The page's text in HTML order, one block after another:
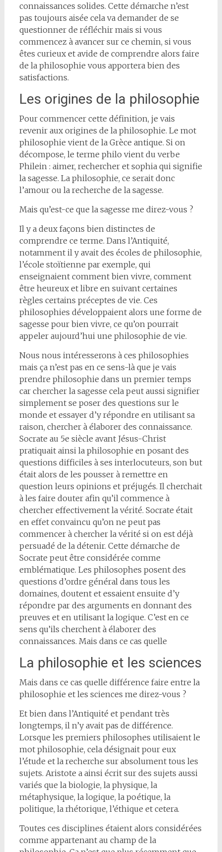
connaissances solides. Cette démarche n’est
pas toujours aisée cela va demander de se
questionner de réfléchir mais si vous
commencez à avancer sur ce chemin, si vous
êtes curieux et avide de comprendre alors faire
de la philosophie vous apportera bien des
satisfactions.
Les origines de la philosophie
Pour commencer cette définition, je vais
revenir aux origines de la philosophie. Le mot
philosophie vient de la Grèce antique. Si on
décompose, le terme philo vient du verbe
Philein : aimer, rechercher et sophia qui signifie
la sagesse. La philosophie, ce serait donc
l’amour ou la recherche de la sagesse.
Mais qu’est-ce que la sagesse me direz-vous ?
Il y a deux façons bien distinctes de
comprendre ce terme. Dans l’Antiquité,
notamment il y avait des écoles de philosophie,
l’école stoïtienne par exemple, qui
enseignaient comment bien vivre, comment
être heureux et libre en suivant certaines
règles certains préceptes de vie. Ces
philosophies développaient alors une forme de
sagesse pour bien vivre, ce qu’on pourrait
appeler aujourd’hui une philosophie de vie.
Nous nous intéresserons à ces philosophies
mais ça n’est pas en ce sens-là que je vais
prendre philosophie dans un premier temps
car chercher la sagesse cela peut aussi signifier
simplement se poser des questions sur le
monde et essayer d’y répondre en utilisant sa
raison, chercher à élaborer des connaissance.
Socrate au 5e siècle avant Jésus-Christ
pratiquait ainsi la philosophie en posant des
questions difficiles à ses interlocuteurs, son but
était alors de les pousser à remettre en
question leurs opinions et préjugés. Il cherchait
à les faire douter afin qu’il commence à
chercher effectivement la vérité. Socrate était
en effet convaincu qu’on ne peut pas
commencer à chercher la vérité si on est déjà
persuadé de la détenir. Cette démarche de
Socrate peut être considérée comme
emblématique. Les philosophes posent des
questions d’ordre général dans tous les
domaines, doutent et essaient ensuite d’y
répondre par des arguments en donnant des
preuves et en utilisant la logique. C’est en ce
sens qu’ils cherchent à élaborer des
connaissances. Mais dans ce cas quelle
La philosophie et les sciences
Mais dans ce cas quelle différence faire entre la
philosophie et les sciences me direz-vous ?
Et bien dans l’Antiquité et pendant très
longtemps, il n’y avait pas de différence.
Lorsque les premiers philosophes utilisaient le
mot philosophie, cela désignait pour eux
l’étude et la recherche sur absolument tous les
sujets. Aristote a ainsi écrit sur des sujets aussi
variés que la biologie, la physique, la
métaphysique, la logique, la poétique, la
politique, la rhétorique, l’éthique et cetera.
Toutes ces disciplines étaient alors considérées
comme appartenant au champ de la